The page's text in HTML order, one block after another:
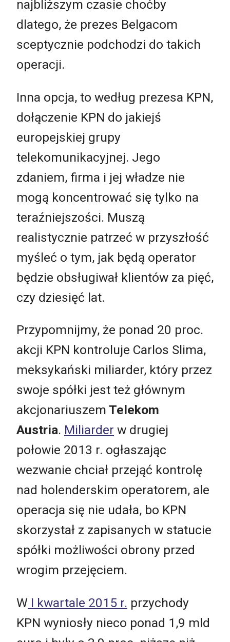
najbliższym czasie choćby
dlatego, że prezes Belgacom
sceptycznie podchodzi do takich
operacji.
Inna opcja, to według prezesa KPN,
dołączenie KPN do jakiejś
europejskiej grupy
telekomunikacyjnej. Jego
zdaniem, firma i jej władze nie
mogą koncentrować się tylko na
teraźniejszości. Muszą
realistycznie patrzeć w przyszłość
myśleć o tym, jak będą operator
będzie obsługiwał klientów za pięć,
czy dziesięć lat.
Przypomnijmy, że ponad 20 proc.
akcji KPN kontroluje Carlos Slima,
meksykański miliarder, który przez
swoje spółki jest też głównym
akcjonariuszem Telekom
Austria. Miliarder w drugiej
połowie 2013 r. ogłaszając
wezwanie chciał przejąć kontrolę
nad holenderskim operatorem, ale
operacja się nie udała, bo KPN
skorzystał z zapisanych w statucie
spółki możliwości obrony przed
wrogim przejęciem.
W I kwartale 2015 r. przychody
KPN wyniosły nieco ponad 1,9 mld